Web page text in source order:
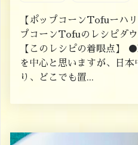
【ポップコーンTofuーハ
プコーンTofuのレシピダウ
【このレシピの着眼点】
を中心と思いますが、日
り、どこでも置...